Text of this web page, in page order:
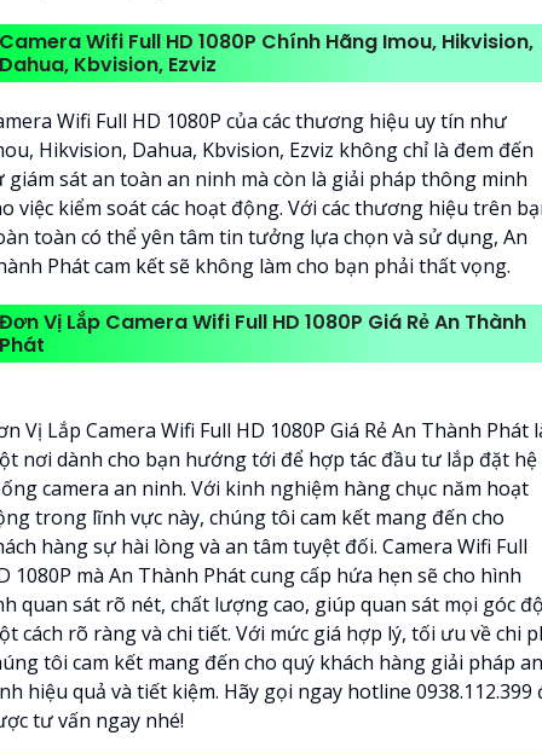
Camera Wifi Full HD 1080P Chính Hãng Imou, Hikvision,
Dahua, Kbvision, Ezviz
Wifi Full HD 1080P của các thương hiệu uy tín như
Hikvision, Dahua, Kbvision, Ezviz không chỉ là đem đến
giám sát an toàn an ninh mà còn là giải pháp thông minh
việc kiểm soát các hoạt động. Với các thương hiệu trên
toàn có thể yên tâm tin tưởng lựa chọn và sử dụng, An
Phát cam kết sẽ không làm cho bạn phải thất vọng.
Đơn Vị Lắp Camera Wifi Full HD 1080P Giá Rẻ An Thành
Phát
Vị Lắp Camera Wifi Full HD 1080P Giá Rẻ An Thành Phát
nơi dành cho bạn hướng tới để hợp tác đầu tư lắp đặt hệ
camera an ninh. Với kinh nghiệm hàng chục năm hoạt
trong lĩnh vực này, chúng tôi cam kết mang đến cho
hàng sự hài lòng và an tâm tuyệt đối. Camera Wifi Full
1080P mà An Thành Phát cung cấp hứa hẹn sẽ cho hình
quan sát rõ nét, chất lượng cao, giúp quan sát mọi góc
cách rõ ràng và chi tiết. Với mức giá hợp lý, tối ưu về chi
tôi cam kết mang đến cho quý khách hàng giải pháp an
hiệu quả và tiết kiệm. Hãy gọi ngay hotline 0938.112.399
tư vấn ngay nhé!